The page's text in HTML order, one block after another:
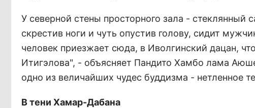
У северной стены просторного зала - стеклянный
скрестив ноги и чуть опустив голову, сидит
человек приезжает сюда, в Иволгинский дацан,
Итигэлова", - объясняет Пандито Хамбо лама
одно из величайших чудес буддизма - нетленное
В тени Хамар-Дабана